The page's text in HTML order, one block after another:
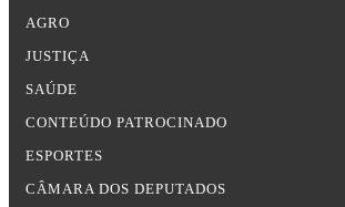
AGRO
JUSTIÇA
SAÚDE
CONTEÚDO PATROCINADO
ESPORTES
CÂMARA DOS DEPUTADOS